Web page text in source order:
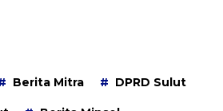
Berita Mitra DPRD Sulut